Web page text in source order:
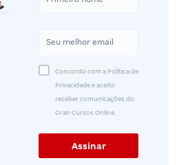
Concordo com a Política de
Privacidade e aceito
receber comunicações do
Gran Cursos Online.